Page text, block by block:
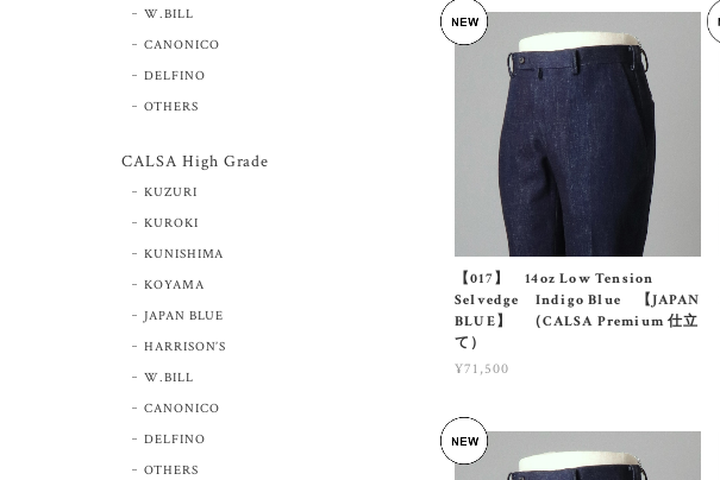
【017】 14oz Low Tension
Selvedge Indigo Blue 【JAPAN
BLUE】 （CALSA Premium 仕立
て）
¥71,500
W.BILL
CANONICO
DELFINO
OTHERS
CALSA High Grade
KUZURI
KUROKI
KUNISHIMA
KOYAMA
JAPAN BLUE
HARRISON’S
W.BILL
CANONICO
DELFINO
OTHERS